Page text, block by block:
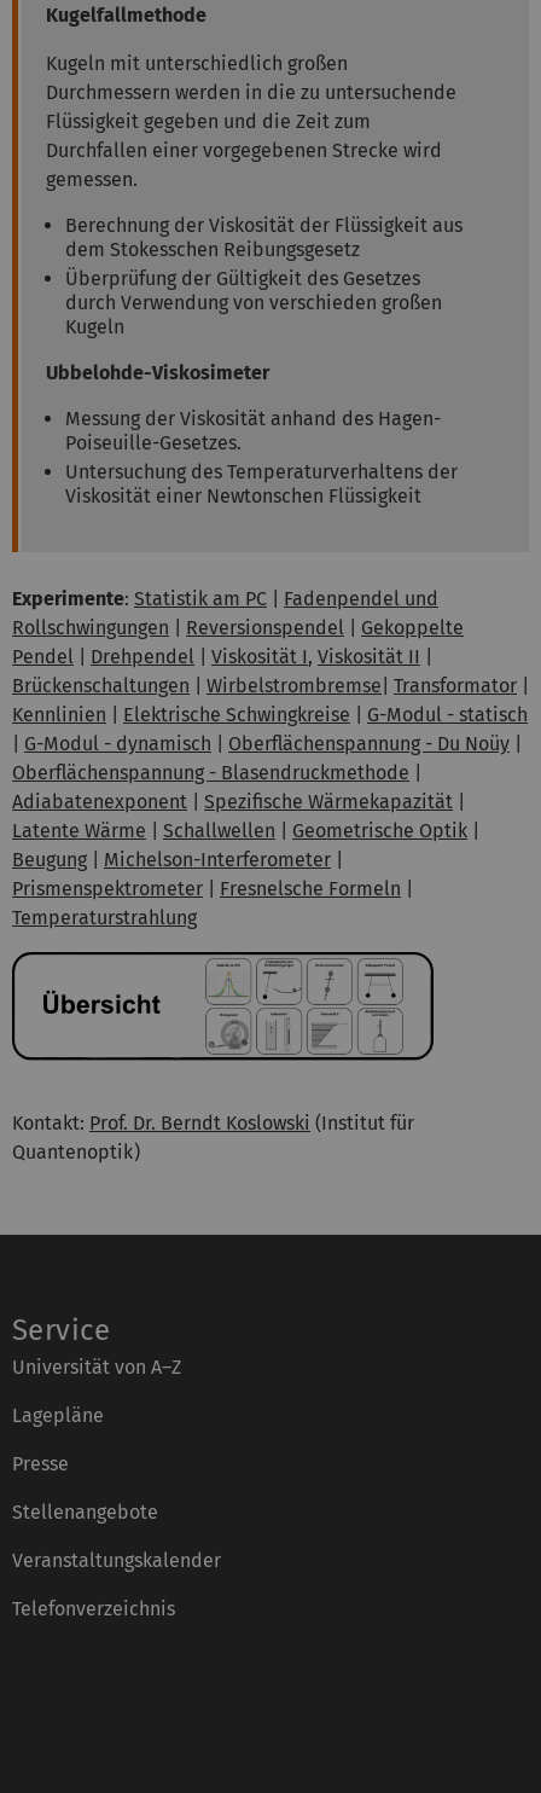
Kugelfallmethode
Kugeln mit unterschiedlich großen
Durchmessern werden in die zu untersuchende
Flüssigkeit gegeben und die Zeit zum
Durchfallen einer vorgegebenen Strecke wird
gemessen.
Berechnung der Viskosität der Flüssigkeit aus
dem Stokesschen Reibungsgesetz
Überprüfung der Gültigkeit des Gesetzes
durch Verwendung von verschieden großen
Kugeln
Ubbelohde-Viskosimeter
Messung der Viskosität anhand des Hagen-
Poiseuille-Gesetzes.
Untersuchung des Temperaturverhaltens der
Viskosität einer Newtonschen Flüssigkeit
Experimente: Statistik am PC
Fadenpendel und
Rollschwingungen
Reversionspendel
Gekoppelte
Pendel
Drehpendel Viskosität I, Viskosität II
Brückenschaltungen
Wirbelstrombremse Transformator
Kennlinien
Elektrische Schwingkreise
G-Modul - statisch
G-Modul - dynamisch Oberflächenspannung - Du Noüy
Oberflächenspannung - Blasendruckmethode
Adiabatenexponent
Spezifische Wärmekapazität
Latente Wärme
Schallwellen Geometrische Optik
Beugung
Michelson-Interferometer
Prismenspektrometer
Fresnelsche Formeln
Temperaturstrahlung
Kontakt: Prof. Dr. Berndt Koslowski (Institut für
Quantenoptik)
Service
Universität von A–Z
Lagepläne
Presse
Stellenangebote
Veranstaltungskalender
Telefonverzeichnis